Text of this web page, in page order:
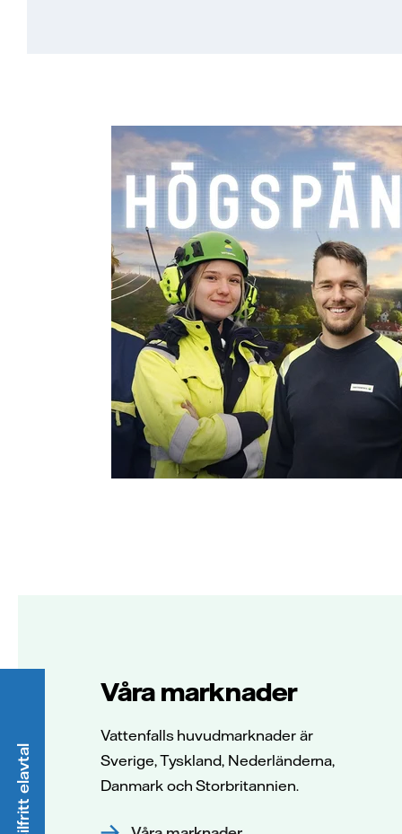
Våra marknader
Vattenfalls huvudmarknader är
Sverige, Tyskland, Nederländerna,
Danmark och Storbritannien.